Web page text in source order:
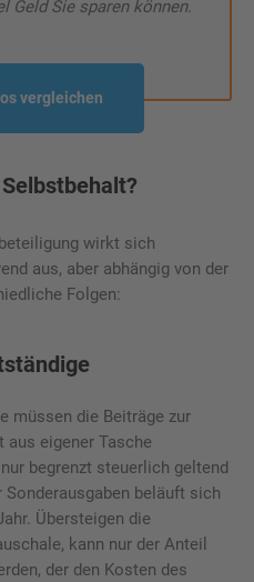
Geld Sie sparen können.
vergleichen
wirkt sich
aus, aber abhängig von der
Folgen:
müssen die Beiträge zur
aus eigener Tasche
begrenzt steuerlich geltend
beläuft sich
Übersteigen die
kann nur der Anteil
der den Kosten des